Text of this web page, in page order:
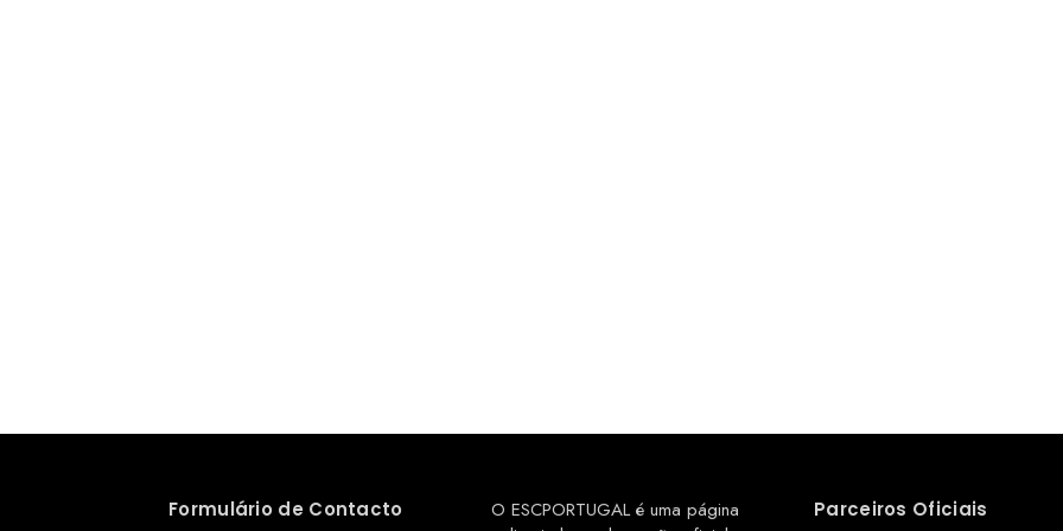
Formulário de Contacto
O ESCPORTUGAL é uma página
Parceiros Oficiais